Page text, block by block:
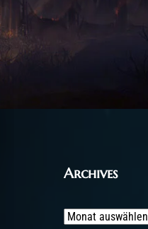
Archives
Archives